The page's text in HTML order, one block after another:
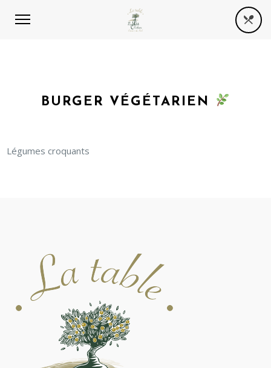
BURGER VÉGÉTARIEN
Légumes croquants